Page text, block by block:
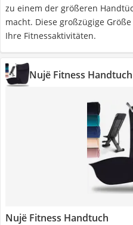
zu einem der größeren
macht. Diese großzügige
Ihre Fitnessaktivitäten.
Nujë Fitness Handtuch
Nujë Fitness Handtuch